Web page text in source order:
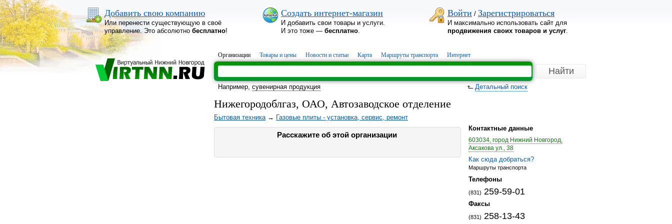
Добавить свою компанию
Или перенести существующую в своё
управление. Это абсолютно бесплатно!
Создать интернет-магазин
И добавить свои товары и услуги.
И это тоже — бесплатно.
Войти / Зарегистрироваться
И максимально использовать сайт для
продвижения своих товаров и услуг.
Организации Товары и цены Новости и статьи Карта Маршруты транспорта Интернет
Например, сувенирная продукция Детальный поиск
Нижегородоблгаз, ОАО, Автозаводское отделение
Бытовая техника→ Газовые плиты - установка, сервис, ремонт
Расскажите об этой организации
Контактные данные
603034, город Нижний Новгород,
Аксакова ул., 38
Как сюда добраться?
Маршруты транспорта
Телефоны
(831) 259-59-01
Факсы
(831) 258-13-43